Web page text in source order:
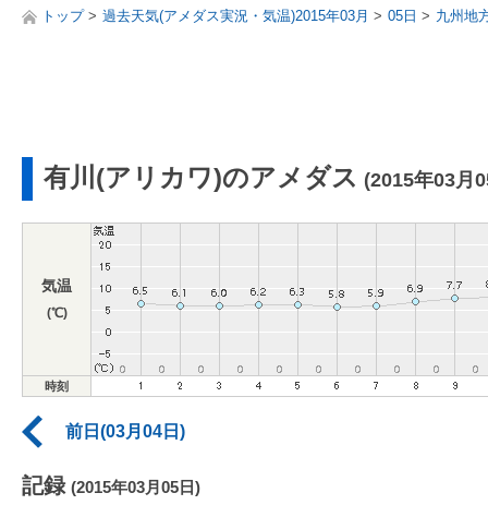
トップ 過去天気(アメダス実況・気温)2015年03月 05日 九州地
有川(アリカワ)のアメダス (2015年03月
気温
(℃)
時刻
前日(03月04日)
記録 (2015年03月05日)